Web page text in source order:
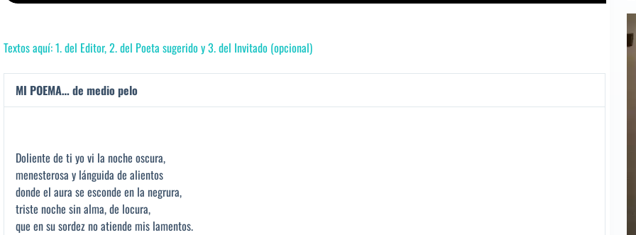
Textos aquí: 1. del Editor, 2. del Poeta sugerido y 3. del Invitado (opcional)
MI POEMA… de medio pelo
Doliente de ti yo vi la noche oscura,
menesterosa y lánguida de alientos
donde el aura se esconde en la negrura,
triste noche sin alma, de locura,
que en su sordez no atiende mis lamentos.
de